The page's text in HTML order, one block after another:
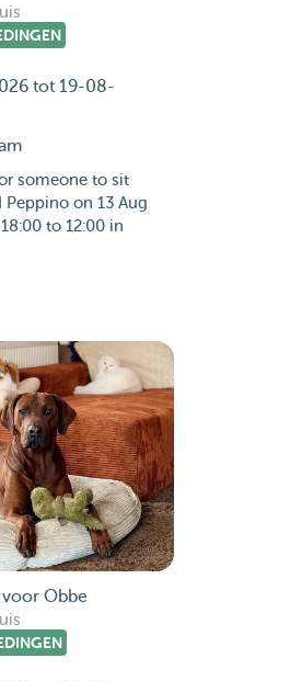
tot 19-08-
someone to sit
Peppino on 13 Aug
to 12:00 in
voor Obbe